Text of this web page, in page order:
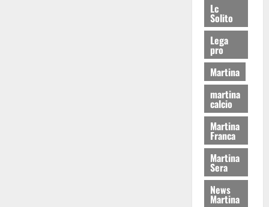
Lc
Solito
Lega
pro
Martina
martina
calcio
Martina
Franca
Martina
Sera
News
Martina